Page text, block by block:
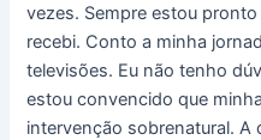
vezes. Sempre estou
recebi. Conto a minha
televisões. Eu não tenho
estou convencido que
intervenção sobrenatural.